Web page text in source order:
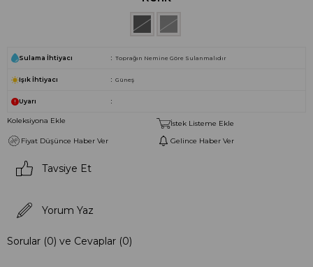
Sulama İhtiyacı Toprağın Nemine Göre Sulanmalıdır
Işık İhtiyacı Güneş
Uyarı
Koleksiyona Ekle
İstek Listeme Ekle
Fiyat Düşünce Haber Ver
Gelince Haber Ver
Tavsiye Et
Yorum Yaz
Sorular (0) ve Cevaplar (0)